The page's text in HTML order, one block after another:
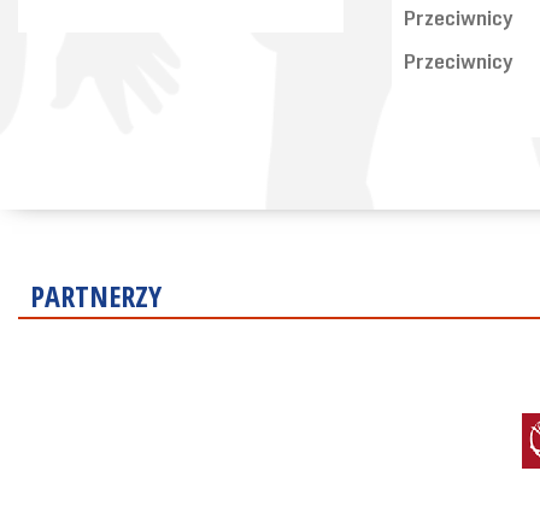
Przeciwnicy
Przeciwnicy
PARTNERZY